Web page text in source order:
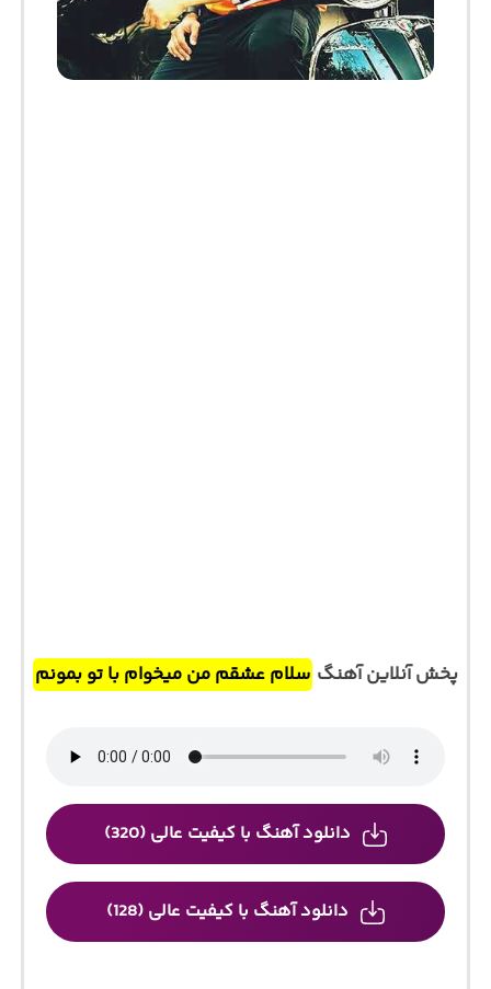
پخش آنلاین آهنگ سلام عشقم من میخوام با تو بمونم
دانلود آهنگ با کیفیت عالی (320)
دانلود آهنگ با کیفیت عالی (128)